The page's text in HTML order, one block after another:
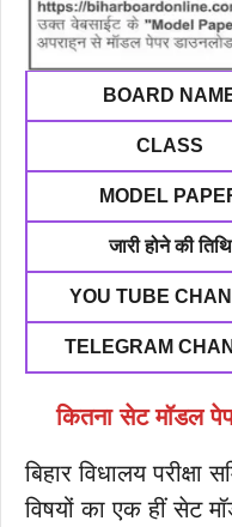
BOARD
CLASS
MODEL
जारी होने की तिथि
YOU TUBE
TELEGRAM
कितना सेट मॉडल
बिहार विधालय
विषयों का एक हीं सेट